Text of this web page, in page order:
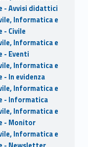
- Avvisi didattici
Informatica e
- Civile
Informatica e
- Eventi
Informatica e
- In evidenza
Informatica e
- Informatica
Informatica e
- Monitor
Informatica e